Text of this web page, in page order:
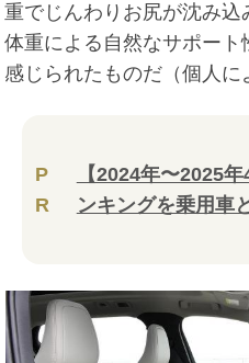
重でじんわりお尻が沈み込
体重による自然なサポート
感じられたものだ（個人に
P
R
【2024年〜2025
ンキングを乗用車